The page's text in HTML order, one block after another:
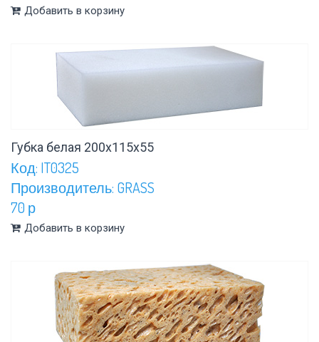
Добавить в корзину
Губка белая 200х115х55
Код: IT0325
Производитель: GRASS
70 р
Добавить в корзину